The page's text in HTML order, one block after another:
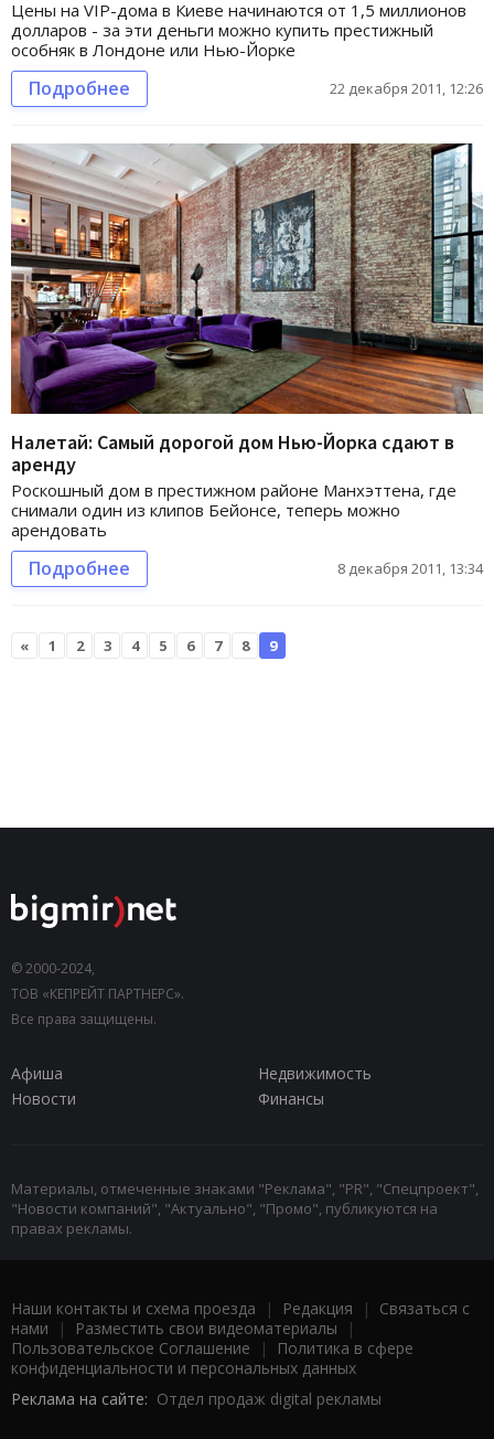
Цены на VIP-дома в Киеве начинаются от 1,5 миллионов
долларов - за эти деньги можно купить престижный
особняк в Лондоне или Нью-Йорке
Подробнее 22 декабря 2011, 12:26
Налетай: Самый дорогой дом Нью-Йорка сдают в
аренду
Роскошный дом в престижном районе Манхэттена, где
снимали один из клипов Бейонсе, теперь можно
арендовать
Подробнее 8 декабря 2011, 13:34
« 1 2 3 4 5 6 7 8 9
© 2000-2024,
ТОВ «КЕПРЕЙТ ПАРТНЕРС».
Все права защищены.
Афиша
Недвижимость
Новости
Финансы
Материалы, отмеченные знаками "Реклама", "PR", "Спецпроект",
"Новости компаний", "Актуально", "Промо", публикуются на
правах рекламы.
Наши контакты и схема проезда | Редакция | Связаться с
нами | Разместить свои видеоматериалы |
Пользовательское Соглашение |
Политика в сфере
конфиденциальности и персональных данных
Реклама на сайте: Отдел продаж digital рекламы